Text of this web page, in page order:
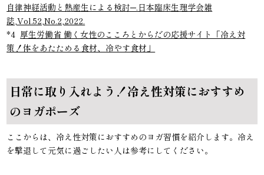
自律神経活動と熱産生による検討─.日本臨床生理学会雑
誌,Vol.52,No.2,2022.
*4 厚生労働省 働く女性のこころとからだの応援サイト「冷え対
策！体をあたためる食材、冷やす食材」
日常に取り入れよう！冷え性対策におすすめ
のヨガポーズ
ここからは、冷え性対策におすすめのヨガ習慣を紹介します。冷え
を撃退して元気に過ごしたい人は参考にしてください。